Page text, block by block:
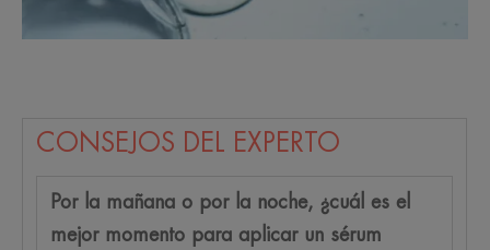
CONSEJOS DEL EXPERTO
Por la mañana o por la noche, ¿cuál es el
mejor momento para aplicar un sérum